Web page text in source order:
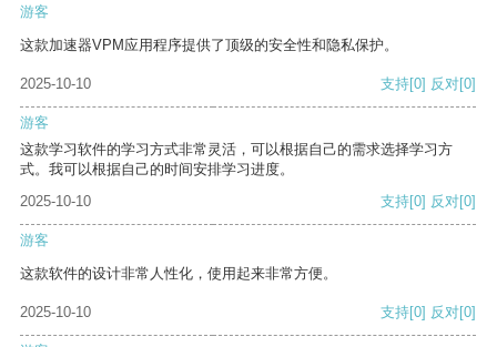
游客
这款加速器VPM应用程序提供了顶级的安全性和隐私保护。
2025-10-10 支持[0] 反对[0]
游客
这款学习软件的学习方式非常灵活，可以根据自己的需求选择学习方
式。我可以根据自己的时间安排学习进度。
2025-10-10
支持[0] 反对[0]
游客
这款软件的设计非常人性化，使用起来非常方便。
2025-10-10 支持[0] 反对[0]